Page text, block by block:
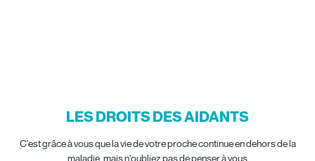
LES DROITS DES AIDANTS
C'est grâce à vous que la vie de votre proche continue en dehors de la
maladie, mais n'oubliez pas de penser à vous